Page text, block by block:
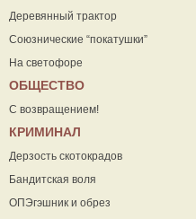
Деревянный трактор
Союзнические “покатушки”
На светофоре
ОБЩЕСТВО
С возвращением!
КРИМИНАЛ
Дерзость скотокрадов
Бандитская воля
ОПЭгэшник и обрез